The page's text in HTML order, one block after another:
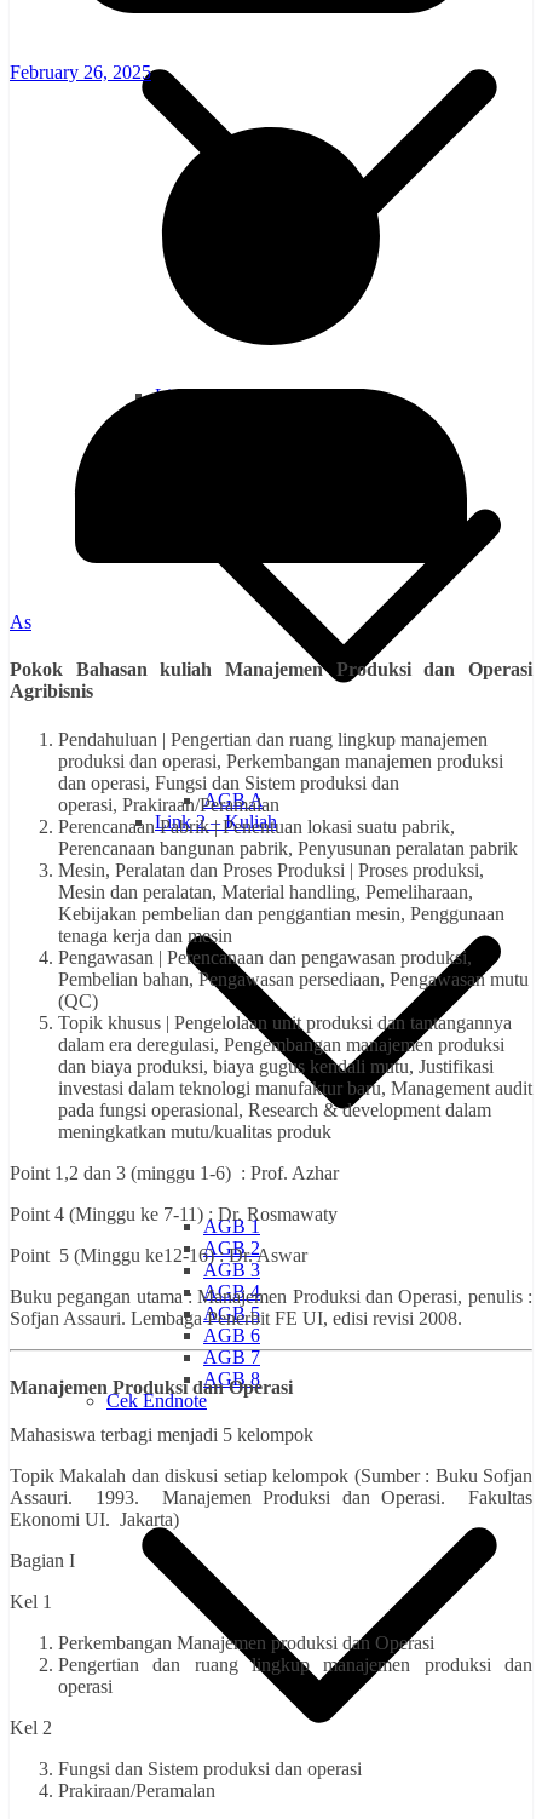
Link 1 – Seminar/Ujian
AGB A
Link 2 – Kuliah
AGB 1
AGB 2
AGB 3
AGB 4
AGB 5
AGB 6
AGB 7
AGB 8
Cek Endnote
February 26, 2025
As
Pokok Bahasan kuliah Manajemen Produksi dan Operasi
Agribisnis
Pendahuluan | Pengertian dan ruang lingkup manajemen
produksi dan operasi, Perkembangan manajemen produksi
dan operasi, Fungsi dan Sistem produksi dan
operasi, Prakiraan/Peramalan
Perencanaan Pabrik | Penentuan lokasi suatu pabrik,
Perencanaan bangunan pabrik, Penyusunan peralatan pabrik
Mesin, Peralatan dan Proses Produksi | Proses produksi,
Mesin dan peralatan, Material handling, Pemeliharaan,
Kebijakan pembelian dan penggantian mesin, Penggunaan
tenaga kerja dan mesin
Pengawasan | Perencanaan dan pengawasan produksi,
Pembelian bahan, Pengawasan persediaan, Pengawasan mutu
(QC)
Topik khusus | Pengelolaan unit produksi dan tantangannya
dalam era deregulasi, Pengembangan manajemen produksi
dan biaya produksi, biaya gugus kendali mutu, Justifikasi
investasi dalam teknologi manufaktur baru, Management audit
pada fungsi operasional, Research & development dalam
meningkatkan mutu/kualitas produk
Point 1,2 dan 3 (minggu 1-6) : Prof. Azhar
Point 4 (Minggu ke 7-11) : Dr. Rosmawaty
Point 5 (Minggu ke12-16) : Dr. Aswar
Buku pegangan utama : Manajemen Produksi dan Operasi, penulis :
Sofjan Assauri. Lembaga Penerbit FE UI, edisi revisi 2008.
Manajemen Produksi dan Operasi
Mahasiswa terbagi menjadi 5 kelompok
Topik Makalah dan diskusi setiap kelompok (Sumber : Buku Sofjan
Assauri. 1993. Manajemen Produksi dan Operasi. Fakultas
Ekonomi UI. Jakarta)
Bagian I
Kel 1
Perkembangan Manajemen produksi dan Operasi
Pengertian dan ruang lingkup manajemen produksi dan
operasi
Kel 2
Fungsi dan Sistem produksi dan operasi
Prakiraan/Peramalan